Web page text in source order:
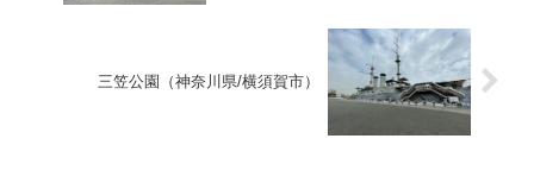
三笠公園（神奈川県/横須賀市）